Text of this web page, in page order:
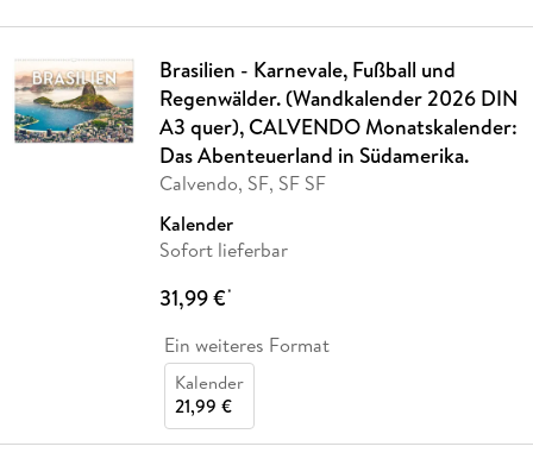
Brasilien - Karnevale, Fußball und
Regenwälder. (Wandkalender 2026 DIN
A3 quer), CALVENDO Monatskalender:
Das Abenteuerland in Südamerika.
Calvendo, SF, SF SF
Kalender
Sofort lieferbar
31,99 €*
Ein weiteres Format
Kalender
21,99 €